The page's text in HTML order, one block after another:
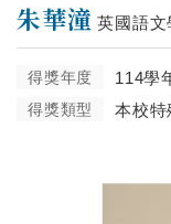
朱華潼 英國語文
得獎年度 114學
得獎類型 本校特